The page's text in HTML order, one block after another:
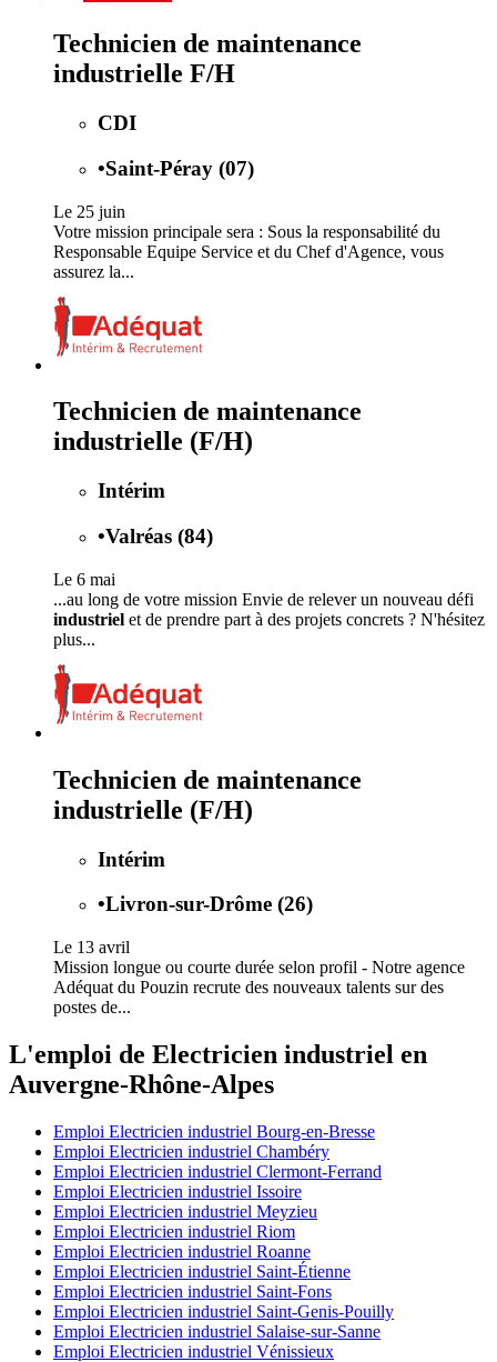
Technicien de maintenance
industrielle F/H
CDI
•Saint-Péray (07)
Le 25 juin
Votre mission principale sera : Sous la responsabilité du
Responsable Equipe Service et du Chef d'Agence, vous
assurez la...
Technicien de maintenance
industrielle (F/H)
Intérim
•Valréas (84)
Le 6 mai
...au long de votre mission Envie de relever un nouveau défi
industriel et de prendre part à des projets concrets ? N'hésitez
plus...
Technicien de maintenance
industrielle (F/H)
Intérim
•Livron-sur-Drôme (26)
Le 13 avril
Mission longue ou courte durée selon profil - Notre agence
Adéquat du Pouzin recrute des nouveaux talents sur des
postes de...
L'emploi de Electricien industriel en
Auvergne-Rhône-Alpes
Emploi Electricien industriel Bourg-en-Bresse
Emploi Electricien industriel Chambéry
Emploi Electricien industriel Clermont-Ferrand
Emploi Electricien industriel Issoire
Emploi Electricien industriel Meyzieu
Emploi Electricien industriel Riom
Emploi Electricien industriel Roanne
Emploi Electricien industriel Saint-Étienne
Emploi Electricien industriel Saint-Fons
Emploi Electricien industriel Saint-Genis-Pouilly
Emploi Electricien industriel Salaise-sur-Sanne
Emploi Electricien industriel Vénissieux